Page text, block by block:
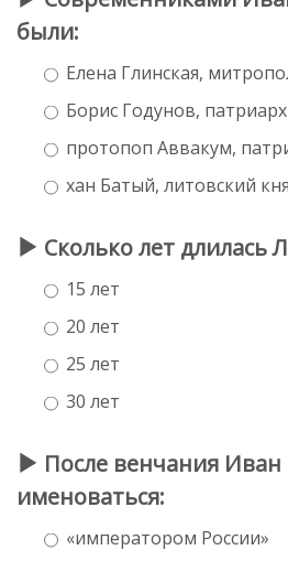
были:
Елена Глинская,
Борис Годунов,
протопоп Аввакум,
хан Батый, литовский
Сколько лет длилась
15 лет
20 лет
25 лет
30 лет
После венчания Иван
именоваться:
«императором России»